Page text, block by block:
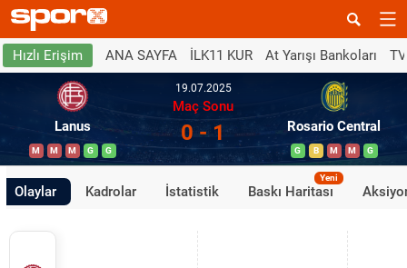
Hızlı Erişim ANA SAYFA İLK11 KUR At Yarışı Bankoları
Lanus
M M M G G
19.07.2025
Maç Sonu
0 - 1 Rosario Central
G B M M G
Olaylar Kadrolar İstatistik Baskı Haritası
Yeni